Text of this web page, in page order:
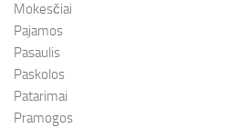
Mokesčiai
Pajamos
Pasaulis
Paskolos
Patarimai
Pramogos